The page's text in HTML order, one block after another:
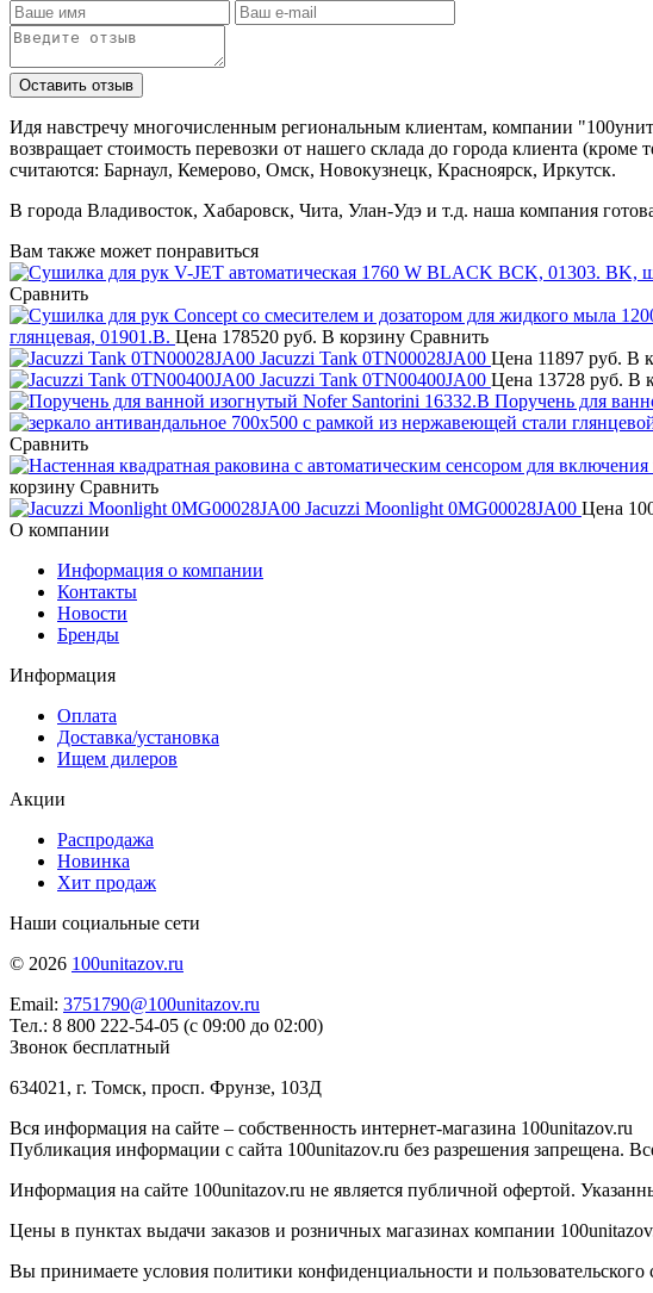
Идя навстречу многочисленным региональным клиентам, компании
возвращает стоимость перевозки от нашего склада до города клиента
считаются: Барнаул, Кемерово, Омск, Новокузнецк, Красноярск, Иркутск.
В города Владивосток, Хабаровск, Чита, Улан-Удэ и т.д. наша компания
Вам также может понравиться
Сравнить
глянцевая, 01901.В. Цена 178520 руб. В корзину Сравнить
Jacuzzi Tank 0TN00028JA00 Цена 11897 руб. В
Jacuzzi Tank 0TN00400JA00 Цена 13728 руб. В
Поручень для
Сравнить
корзину Сравнить
Jacuzzi Moonlight 0MG00028JA00 Цена
О компании
Информация о компании
Контакты
Новости
Бренды
Информация
Оплата
Доставка/установка
Ищем дилеров
Акции
Распродажа
Новинка
Хит продаж
Наши социальные сети
© 2026 100unitazov.ru
Email: 3751790@100unitazov.ru
Тел.: 8 800 222-54-05 (с 09:00 до 02:00)
Звонок бесплатный
634021, г. Томск, просп. Фрунзе, 103Д
Вся информация на сайте – собственность интернет-магазина 100unitazov.ru
Публикация информации с сайта 100unitazov.ru без разрешения запрещена.
Информация на сайте 100unitazov.ru не является публичной офертой.
Цены в пунктах выдачи заказов и розничных магазинах компании
Вы принимаете условия политики конфиденциальности и